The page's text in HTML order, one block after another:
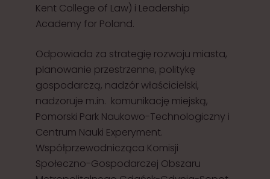
Kent College of Law) i Leadership
Academy for Poland.
Odpowiada za strategię rozwoju miasta,
planowanie przestrzenne, politykę
gospodarczą, nadzór właścicielski,
nadzoruje m.in. komunikację miejską,
Pomorski Park Naukowo-Technologiczny i
Centrum Nauki Experyment.
Współprzewodnicząca Komisji
Społeczno-Gospodarczej Obszaru